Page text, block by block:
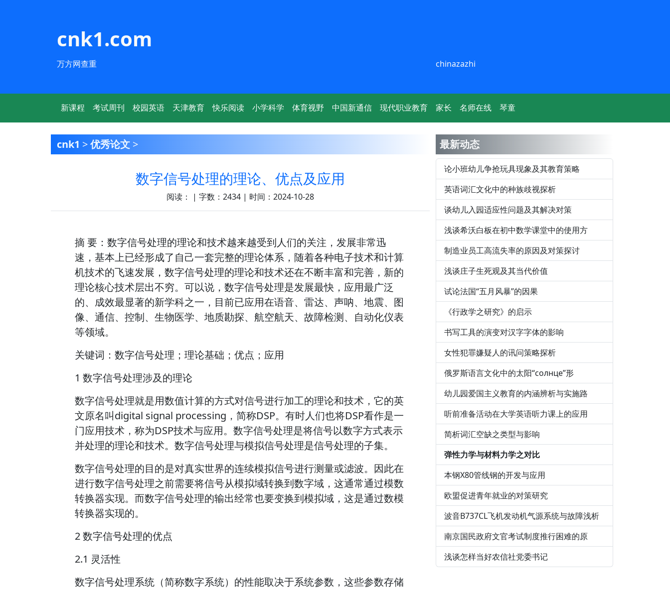
cnk1.com
万方网查重 chinazazhi
新课程 考试周刊 校园英语 天津教育 快乐阅读 小学科学 体育视野 中国新通信 现代职业教育 家长 名师在线 琴童
cnk1 >优秀论文 >
数字信号处理的理论、优点及应用
阅读： | 字数：2434 | 时间：2024-10-28
摘 要：数字信号处理的理论和技术越来越受到人们的关注，发展非常迅
速，基本上已经形成了自己一套完整的理论体系，随着各种电子技术和计算
机技术的飞速发展，数字信号处理的理论和技术还在不断丰富和完善，新的
理论核心技术层出不穷。可以说，数字信号处理是发展最快，应用最广泛
的、成效最显著的新学科之一，目前已应用在语音、雷达、声呐、地震、图
像、通信、控制、生物医学、地质勘探、航空航天、故障检测、自动化仪表
等领域。
关键词：数字信号处理；理论基础；优点；应用
1 数字信号处理涉及的理论
数字信号处理就是用数值计算的方式对信号进行加工的理论和技术，它的英
文原名叫digital signal processing，简称DSP。有时人们也将DSP看作是一
门应用技术，称为DSP技术与应用。数字信号处理是将信号以数字方式表示
并处理的理论和技术。数字信号处理与模拟信号处理是信号处理的子集。
数字信号处理的目的是对真实世界的连续模拟信号进行测量或滤波。因此在
进行数字信号处理之前需要将信号从模拟域转换到数字域，这通常通过模数
转换器实现。而数字信号处理的输出经常也要变换到模拟域，这是通过数模
转换器实现的。
2 数字信号处理的优点
2.1 灵活性
数字信号处理系统（简称数字系统）的性能取决于系统参数，这些参数存储
最新动态
论小班幼儿争抢玩具现象及其教育策略
英语词汇文化中的种族歧视探析
谈幼儿入园适应性问题及其解决对策
浅谈希沃白板在初中数学课堂中的使用方
制造业员工高流失率的原因及对策探讨
浅谈庄子生死观及其当代价值
试论法国“五月风暴”的因果
《行政学之研究》的启示
书写工具的演变对汉字字体的影响
女性犯罪嫌疑人的讯问策略探析
俄罗斯语言文化中的太阳“солнце”形
幼儿园爱国主义教育的内涵辨析与实施路
听前准备活动在大学英语听力课上的应用
简析词汇空缺之类型与影响
弹性力学与材料力学之对比
本钢X80管线钢的开发与应用
欧盟促进青年就业的对策研究
波音B737CL飞机发动机气源系统与故障浅析
南京国民政府文官考试制度推行困难的原
浅谈怎样当好农信社党委书记